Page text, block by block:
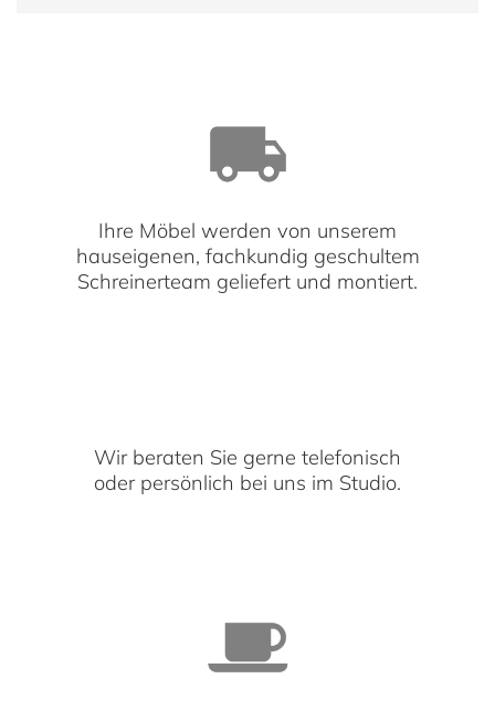
Ihre Möbel werden von unserem
hauseigenen, fachkundig geschultem
Schreinerteam geliefert und montiert.
Wir beraten Sie gerne telefonisch
oder persönlich bei uns im Studio.